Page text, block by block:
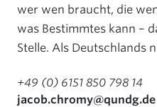
wer wen braucht, die
was Bestimmtes kann –
Stelle. Als Deutschlands
+49 (0) 6151 850 798 14
jacob.chromy@qundg.de